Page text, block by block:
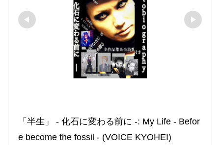
「半生」 ‐ 化石に変わる前に ‐: My Life ‐ Befor
e become the fossil ‐ (VOICE KYOHEI)